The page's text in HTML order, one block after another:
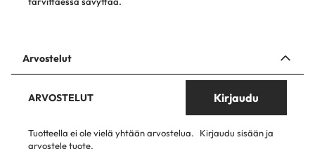
Arvostelut
ARVOSTELUT Kirjaudu
Tuotteella ei ole vielä yhtään arvostelua.
Kirjaudu sisään ja
arvostele tuote.